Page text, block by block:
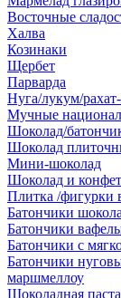
Восточные
Халва
Козинаки
Щербет
Парварда
Нуга/лукум/
Мучные
Шоколад/
Шоколад
Мини-шоколад
Шоколад и
Плитка /фигурки
Батончики
Батончики
Батончики с
Батончики
маршмеллоу
Шоколадная паста